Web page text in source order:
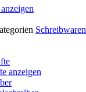
Schreibwaren
anzeigen